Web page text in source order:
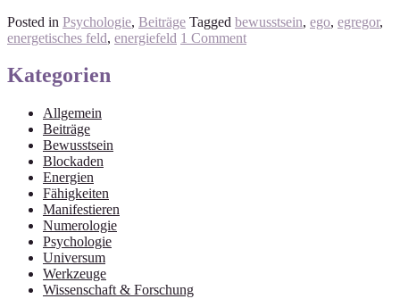
Posted in Psychologie, Beiträge Tagged bewusstsein, ego, egregor,
energetisches feld, energiefeld 1 Comment
Kategorien
Allgemein
Beiträge
Bewusstsein
Blockaden
Energien
Fähigkeiten
Manifestieren
Numerologie
Psychologie
Universum
Werkzeuge
Wissenschaft & Forschung